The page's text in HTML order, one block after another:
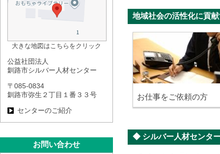
地域社会の活性化に貢
お仕事をご依頼の方
◆ シルバー人材センタ
大きな地図はこちらをクリック
公益社団法人
釧路市シルバー人材センター
〒085-0834
釧路市弥生２丁目１番３３号
センターのご紹介
お問い合わせ